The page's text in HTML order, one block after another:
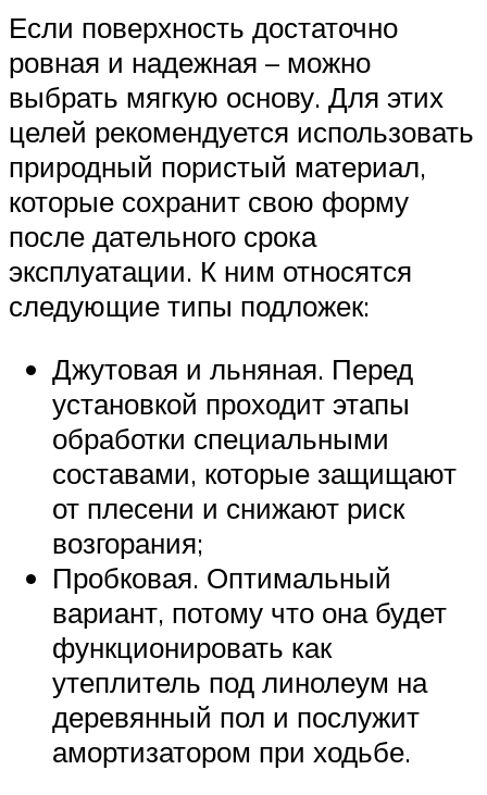
Если поверхность достаточно
ровная и надежная – можно
выбрать мягкую основу. Для этих
целей рекомендуется использовать
природный пористый материал,
которые сохранит свою форму
после дательного срока
эксплуатации. К ним относятся
следующие типы подложек:
Джутовая и льняная. Перед
установкой проходит этапы
обработки специальными
составами, которые защищают
от плесени и снижают риск
возгорания;
Пробковая. Оптимальный
вариант, потому что она будет
функционировать как
утеплитель под линолеум на
деревянный пол и послужит
амортизатором при ходьбе.